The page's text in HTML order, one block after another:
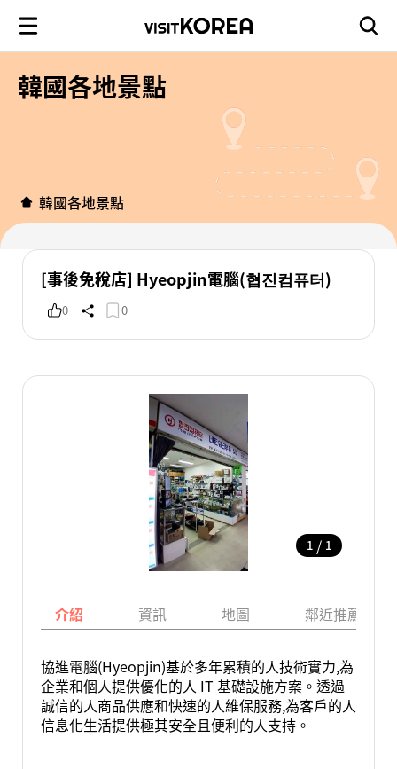
韓國各地景點
韓國各地景點
[事後免稅店] Hyeopjin電腦(협진컴퓨터)
0 0
1 / 1
介紹 資訊 地圖 鄰近推薦景點
協進電腦(Hyeopjin)基於多年累積的人技術實力,為
企業和個人提供優化的人 IT 基礎設施方案。透過
誠信的人商品供應和快速的人維保服務,為客戶的人
信息化生活提供極其安全且便利的人支持。